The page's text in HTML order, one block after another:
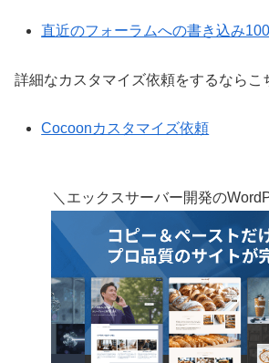
直近のフォーラムへの書き込み
詳細なカスタマイズ依頼をするならこ
Cocoonカスタマイズ依頼
＼エックスサーバー開発の